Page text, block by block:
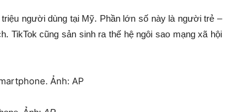
người dùng tại Mỹ. Phần lớn số này là người trẻ –
TikTok cũng sản sinh ra thế hệ ngôi sao mạng xã hội